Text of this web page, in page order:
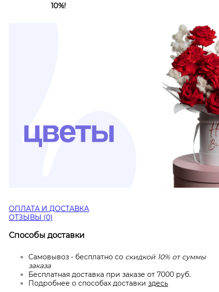
10%!
ОПЛАТА И ДОСТАВКА
ОТЗЫВЫ (0)
Способы доставки
Самовывоз - бесплатно со скидкой 10% от суммы
заказа
Бесплатная доставка при заказе от 7000 руб.
Подробнее о способах доставки здесь